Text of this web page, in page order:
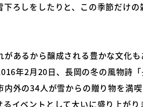
ろしをしたりと、この季節だけの
あるから醸成される豊かな文化も
年2月20日、長岡の冬の風物詩
外の34人が雪からの贈り物を満
イベントとして大いに盛り上がり